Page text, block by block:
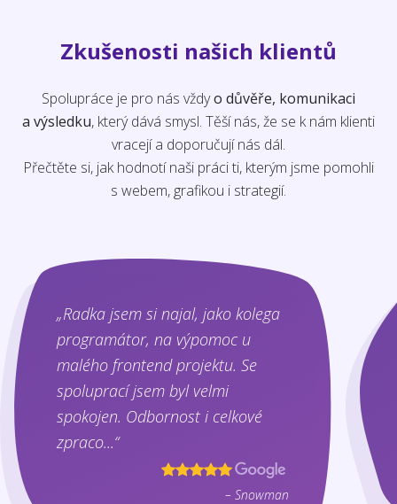
Zkušenosti našich klientů
Spolupráce je pro nás vždyo důvěře, komunikaci
a výsledku, který dává smysl. Těší nás, že se k nám klienti
vracejí a doporučují nás dál.
Přečtěte si, jak hodnotí naši práci ti, kterým jsme pomohli
s webem, grafikou i strategií.
„Radka jsem si najal, jako kolega
programátor, na výpomoc u
malého frontend projektu. Se
spoluprací jsem byl velmi
spokojen. Odbornost i celkové
zpraco...“
– Snowman